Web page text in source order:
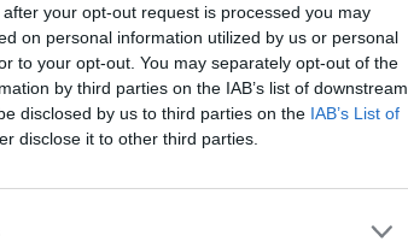
your opt-out request is processed you may
on personal information utilized by us or personal
to your opt-out. You may separately opt-out of the
by third parties on the IAB’s list of downstream
disclosed by us to third parties on the IAB’s List of
disclose it to other third parties.
dhe merrni një çek çdo javë dhe